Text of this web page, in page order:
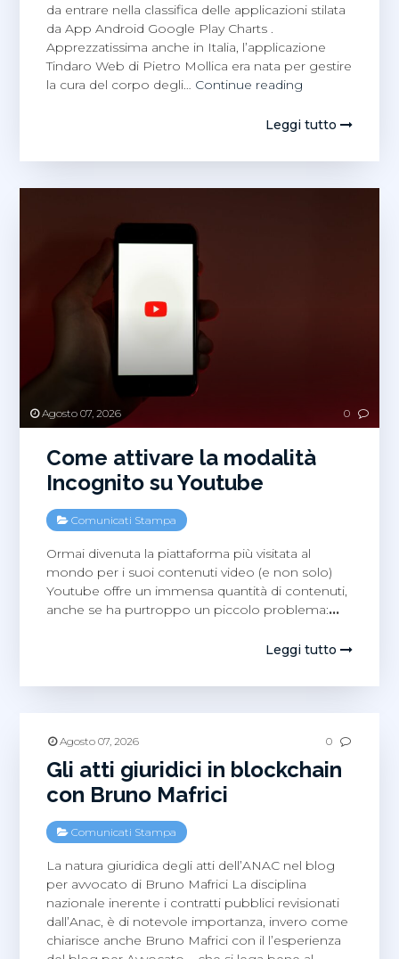
da entrare nella classifica delle applicazioni stilata
da App Android Google Play Charts .
Apprezzatissima anche in Italia, l’applicazione
Tindaro Web di Pietro Mollica era nata per gestire
la cura del corpo degli… Continue reading
Tindaro
è
Leggi tutto
Agosto 07, 2026 0
Come attivare la modalità
Incognito su Youtube
Comunicati Stampa
Ormai divenuta la piattaforma più visitata al
mondo per i suoi contenuti video (e non solo)
Youtube offre un immensa quantità di contenuti,
anche se ha purtroppo un piccolo problema:…
Leggi tutto
Agosto 07, 2026 0
Gli atti giuridici in blockchain
con Bruno Mafrici
Comunicati Stampa
La natura giuridica degli atti dell’ANAC nel blog
per avvocato di Bruno Mafrici La disciplina
nazionale inerente i contratti pubblici revisionati
dall’Anac, è di notevole importanza, invero come
chiarisce anche Bruno Mafrici con il l’esperienza